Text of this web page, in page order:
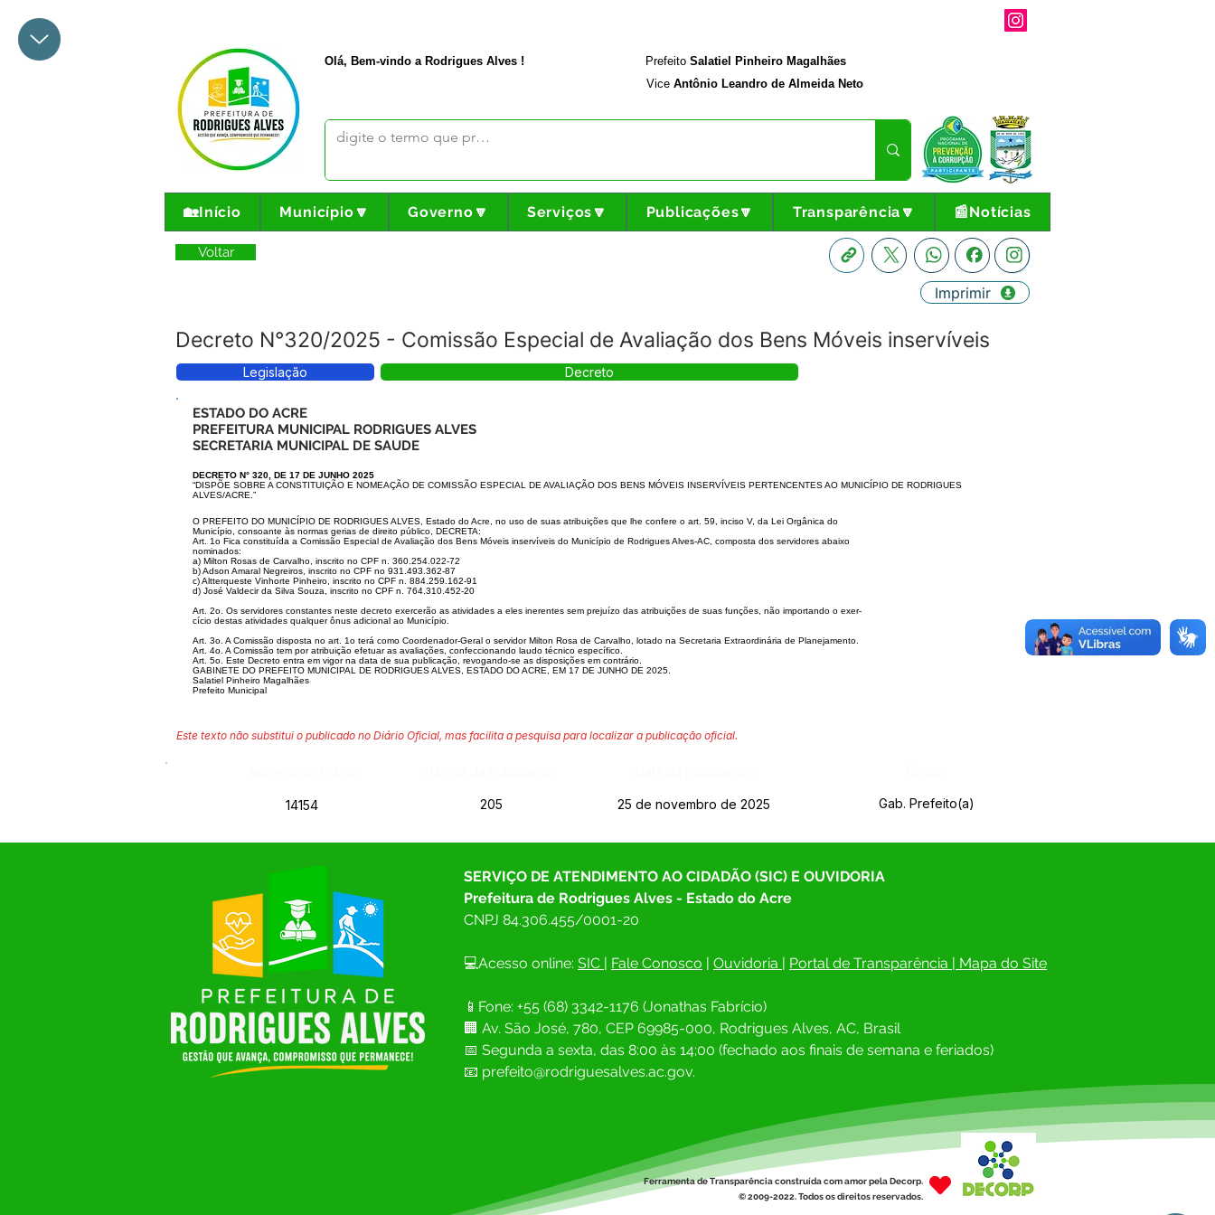
Olá, Bem-vindo a Rodrigues Alves ! Prefeito Salatiel Pinheiro Magalhães
Vice Antônio Leandro de Almeida Neto
🏡Início Município🔽 Governo🔽 Serviços🔽 Publicações🔽 Transparência🔽 📰Notícias
Voltar
Decreto N°320/2025 - Comissão Especial de Avaliação dos Bens Móveis inservíveis
Imprimir
Legislação Decreto
ESTADO DO ACRE
PREFEITURA MUNICIPAL RODRIGUES ALVES
SECRETARIA MUNICIPAL DE SAUDE
DECRETO N° 320, DE 17 DE JUNHO 2025
“DISPÕE SOBRE A CONSTITUIÇÃO E NOMEAÇÃO DE COMISSÃO ESPECIAL DE AVALIAÇÃO DOS BENS MÓVEIS INSERVÍVEIS PERTENCENTES AO MUNICÍPIO DE RODRIGUES
ALVES/ACRE.”
O PREFEITO DO MUNICÍPIO DE RODRIGUES ALVES, Estado do Acre, no uso de suas atribuições que lhe confere o art. 59, inciso V, da Lei Orgânica do
Município, consoante às normas gerias de direito público, DECRETA:
Art. 1o Fica constituída a Comissão Especial de Avaliação dos Bens Móveis inservíveis do Município de Rodrigues Alves-AC, composta dos servidores abaixo
nominados:
a) Milton Rosas de Carvalho, inscrito no CPF n. 360.254.022-72
b) Adson Amaral Negreiros, inscrito no CPF no 931.493.362-87
c) Altterqueste Vinhorte Pinheiro, inscrito no CPF n. 884.259.162-91
d) José Valdecir da Silva Souza, inscrito no CPF n. 764.310.452-20
Art. 2o. Os servidores constantes neste decreto exercerão as atividades a eles inerentes sem prejuízo das atribuições de suas funções, não importando o exer-
cício destas atividades qualquer ônus adicional ao Município.
Art. 3o. A Comissão disposta no art. 1o terá como Coordenador-Geral o servidor Milton Rosa de Carvalho, lotado na Secretaria Extraordinária de Planejamento.
Art. 4o. A Comissão tem por atribuição efetuar as avaliações, confeccionando laudo técnico específico.
Art. 5o. Este Decreto entra em vigor na data de sua publicação, revogando-se as disposições em contrário.
GABINETE DO PREFEITO MUNICIPAL DE RODRIGUES ALVES, ESTADO DO ACRE, EM 17 DE JUNHO DE 2025.
Salatiel Pinheiro Magalhães
Prefeito Municipal
Este texto não substitui o publicado no Diário Oficial, mas facilita a pesquisa para localizar a publicação oficial.
14154 205 25 de novembro de 2025 Gab. Prefeito(a)
SERVIÇO DE ATENDIMENTO AO CIDADÃO (SIC) E OUVIDORIA
Prefeitura de Rodrigues Alves - Estado do Acre
CNPJ 84.306.455/0001-20
💻Acesso online: SIC | Fale Conosco | Ouvidoria | Portal de Transparência | Mapa do Site
📱Fone: +55 (68) 3342-1176 (Jonathas Fabrício)
🏢 Av. São José, 780, CEP 69985-000, Rodrigues Alves, AC, Brasil
📅 Segunda a sexta, das 8:00 às 14;00 (fechado aos finais de semana e feriados)
📧 prefeito@rodriguesalves.ac.gov.
Ferramenta de Transparência construída com amor pela Decorp.
© 2009-2022. Todos os direitos reservados.